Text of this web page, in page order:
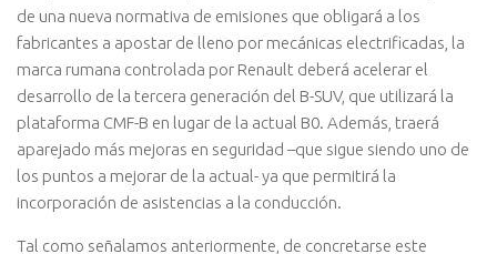
de una nueva normativa de emisiones que obligará a los
fabricantes a apostar de lleno por mecánicas electrificadas, la
marca rumana controlada por Renault deberá acelerar el
desarrollo de la tercera generación del B-SUV, que utilizará la
plataforma CMF-B en lugar de la actual B0. Además, traerá
aparejado más mejoras en seguridad –que sigue siendo uno de
los puntos a mejorar de la actual- ya que permitirá la
incorporación de asistencias a la conducción.
Tal como señalamos anteriormente, de concretarse este